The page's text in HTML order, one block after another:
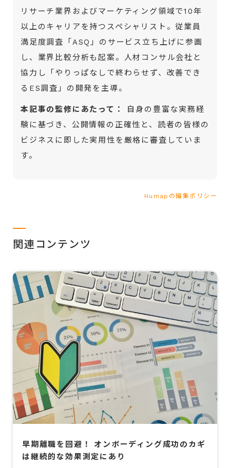
リサーチ業界およびマーケティング領域で10年
以上のキャリアを持つスペシャリスト。従業員
満足度調査「ASQ」のサービス立ち上げに参画
し、業界比較分析も起案。人材コンサル会社と
協力し「やりっぱなしで終わらせず、改善でき
るES調査」の開発を主導。
本記事の監修にあたって：
自身の豊富な実務経
験に基づき、公開情報の正確性と、読者の皆様の
ビジネスに即した実用性を厳格に審査していま
す。
Humapの編集ポリシー
関連コンテンツ
早期離職を回避！ オンボーディング成功のカギ
は継続的な効果測定にあり